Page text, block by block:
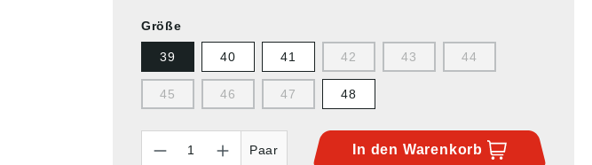
Größe
39 40 41 42 43 44
45 46 47 48
Paar
In den Warenkorb